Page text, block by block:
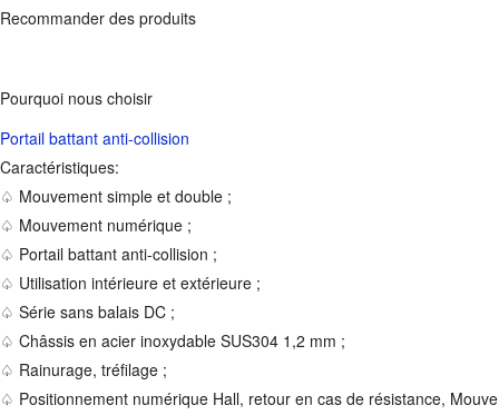
Recommander des produits
Pourquoi nous choisir
Portail battant anti-collision
Caractéristiques:
♤ Mouvement simple et double ;
♤ Mouvement numérique ;
♤ Portail battant anti-collision ;
♤ Utilisation intérieure et extérieure ;
♤ Série sans balais DC ;
♤ Châssis en acier inoxydable SUS304 1,2 mm ;
♤ Rainurage, tréfilage ;
♤ Positionnement numérique Hall, retour en cas de résistance,